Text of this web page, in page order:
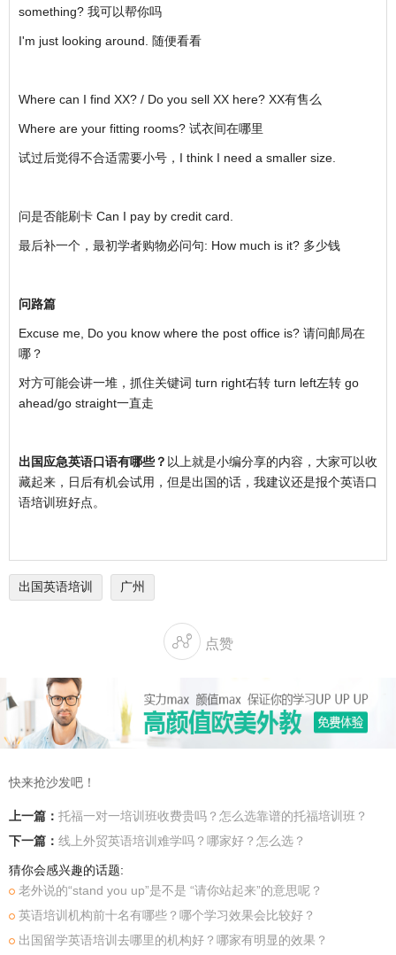
something? 我可以帮你吗
I'm just looking around. 随便看看
Where can I find XX? / Do you sell XX here? XX有售么
Where are your fitting rooms? 试衣间在哪里
试过后觉得不合适需要小号，I think I need a smaller size.
问是否能刷卡 Can I pay by credit card.
最后补一个，最初学者购物必问句: How much is it? 多少钱
问路篇
Excuse me, Do you know where the post office is? 请问邮局在
哪？
对方可能会讲一堆，抓住关键词 turn right右转 turn left左转 go
ahead/go straight一直走
出国应急英语口语有哪些？ 以上就是小编分享的内容，大家可以收
藏起来，日后有机会试用，但是出国的话，我建议还是报个英语口
语培训班好点。
出国英语培训 广州
 点赞
快来抢沙发吧！
上一篇： 托福一对一培训班收费贵吗？怎么选靠谱的托福培训班？
下一篇： 线上外贸英语培训难学吗？哪家好？怎么选？
猜你会感兴趣的话题:
老外说的“stand you up”是不是 “请你站起来”的意思呢？
英语培训机构前十名有哪些？哪个学习效果会比较好？
出国留学英语培训去哪里的机构好？哪家有明显的效果？